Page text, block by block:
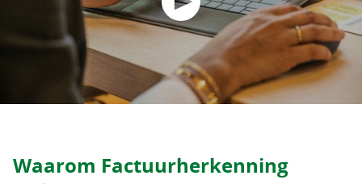
Waarom Factuurherkenning